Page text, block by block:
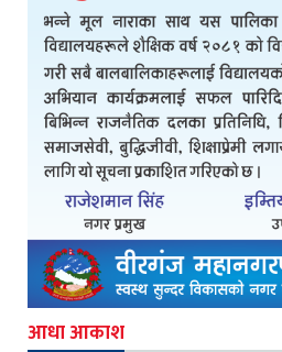
आधा आकाश